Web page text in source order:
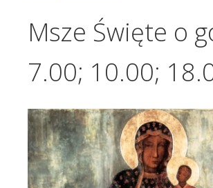
Msze Święte o
7.00; 10.00;